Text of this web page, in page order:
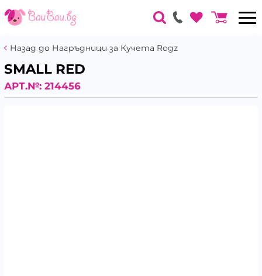
Назад до Нагръдници за Кучета Rogz
SMALL RED
АРТ.№: 214456